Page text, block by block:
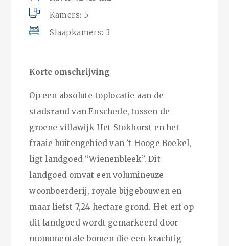
Kamers: 5
Slaapkamers: 3
Korte omschrijving
Op een absolute toplocatie aan de
stadsrand van Enschede, tussen de
groene villawijk Het Stokhorst en het
fraaie buitengebied van ’t Hooge Boekel,
ligt landgoed “Wienenbleek”. Dit
landgoed omvat een volumineuze
woonboerderij, royale bijgebouwen en
maar liefst 7,24 hectare grond. Het erf op
dit landgoed wordt gemarkeerd door
monumentale bomen die een krachtig